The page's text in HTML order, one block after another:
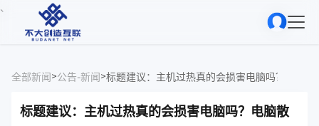
、
全部新闻>公告-新闻>标题建议：主机过热真的会损害电脑吗？电脑散
标题建议：主机过热真的会损害电脑吗？电脑散